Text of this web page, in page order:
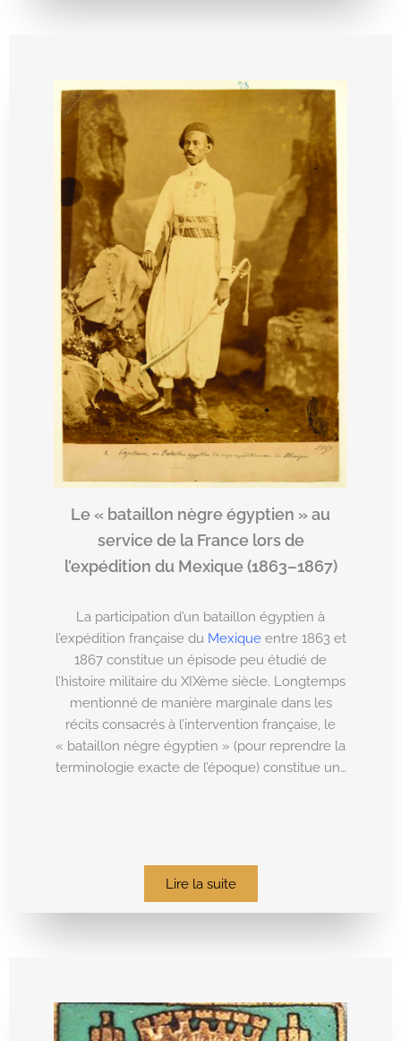
Le « bataillon nègre égyptien » au
service de la France lors de
l’expédition du Mexique (1863–1867)
La participation d’un bataillon égyptien à
l’expédition française du Mexiqueentre 1863 et
1867 constitue un épisode peu étudié de
l’histoire militaire du XIXème siècle. Longtemps
mentionné de manière marginale dans les
récits consacrés à l’intervention française, le
« bataillon nègre égyptien » (pour reprendre la
terminologie exacte de l’époque) constitue un…
Lire la suite